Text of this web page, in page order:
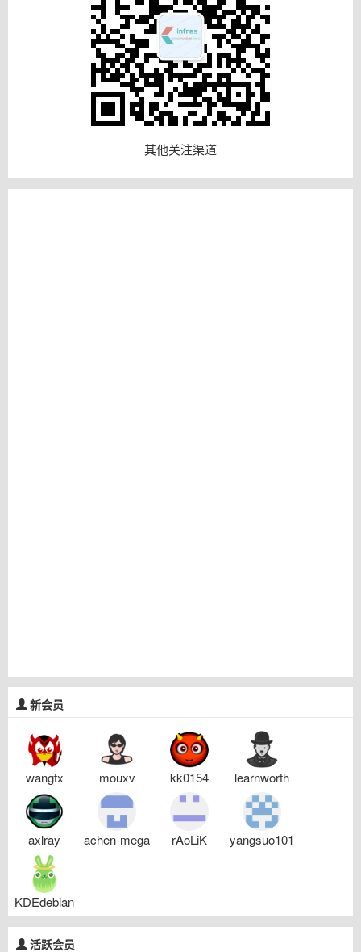
其他关注渠道
新会员
wangtx mouxv kk0154 learnworth
axlray achen-mega rAoLiK yangsuo101
KDEdebian
活跃会员